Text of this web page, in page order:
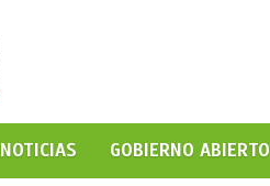
NOTICIAS GOBIERNO ABIERTO